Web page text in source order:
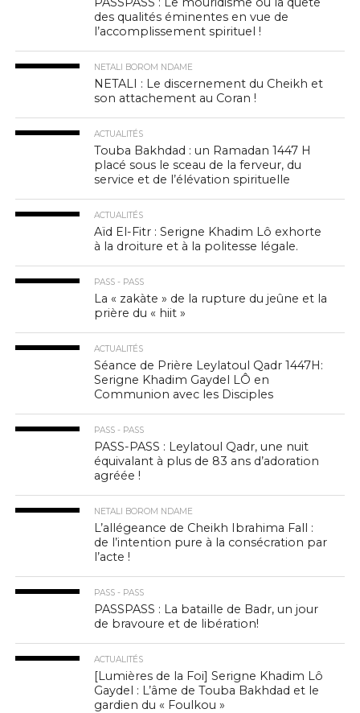
des qualités éminentes en vue de
l’accomplissement spirituel !
NETALI BOROM NDAME
NETALI : Le discernement du Cheikh et
son attachement au Coran !
ACTUALITÉS
Touba Bakhdad : un Ramadan 1447 H
placé sous le sceau de la ferveur, du
service et de l’élévation spirituelle
ACTUALITÉS
Aïd El-Fitr : Serigne Khadim Lô exhorte
à la droiture et à la politesse légale.
PASS - PASS
La « zakàte » de la rupture du jeûne et la
prière du « hiit »
ACTUALITÉS
Séance de Prière Leylatoul Qadr 1447H:
Serigne Khadim Gaydel LÔ en
Communion avec les Disciples
PASS - PASS
PASS-PASS : Leylatoul Qadr, une nuit
équivalant à plus de 83 ans d’adoration
agréée !
NETALI BOROM NDAME
L’allégeance de Cheikh Ibrahima Fall :
de l’intention pure à la consécration par
l’acte !
PASS - PASS
PASSPASS : La bataille de Badr, un jour
de bravoure et de libération!
ACTUALITÉS
[Lumières de la Foi] Serigne Khadim Lô
Gaydel : L’âme de Touba Bakhdad et le
gardien du « Foulkou »